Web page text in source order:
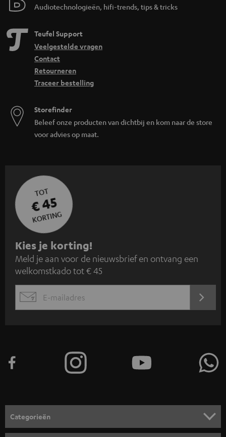
Audiotechnologieën, hifi-trends, tips & tricks
Teufel Support
Veelgestelde vragen
Contact
Retourneren
Traceer bestelling
Storefinder
Beleef onze producten van dichtbij en kom naar de store
voor advies op maat.
TOT
€ 45
KORTING
A
a
n
m
e
n
o
r
Kies je korting!
Meld je aan voor de nieuwsbrief en ontvang een
welkomstkado tot € 45
EMAIL
Categorieën